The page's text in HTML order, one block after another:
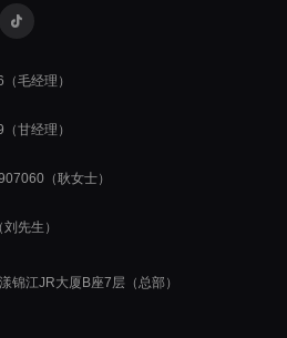
毛经理）
甘经理）
（耿女士）
先生）
锦江JR大厦B座7层（总部）